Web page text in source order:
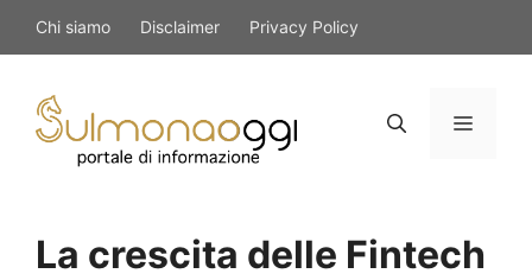
al
contenuto
Chi siamo Disclaimer Privacy Policy
Menu
La crescita delle Fintech